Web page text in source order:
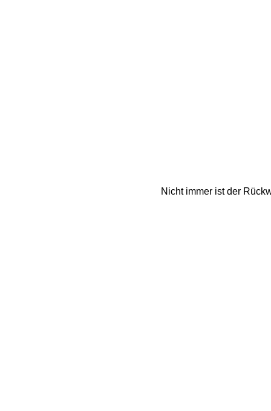
Nicht immer ist der